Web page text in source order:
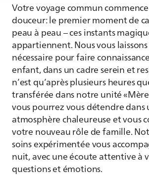
Votre voyage commun
douceur: le premier moment de
peau à peau – ces instants
appartiennent. Nous vous
nécessaire pour faire
enfant, dans un cadre serein et
n’est qu’après plusieurs heures
transférée dans notre unité
vous pourrez vous détendre dans
atmosphère chaleureuse et vous
votre nouveau rôle de famille.
soins expérimentée vous
nuit, avec une écoute attentive à
questions et émotions.